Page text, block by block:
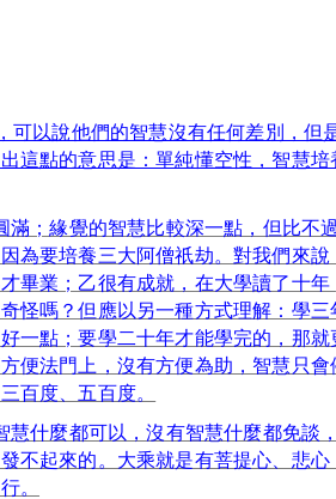
可以說他們的智慧沒有任何差別，但
這點的意思是：單純懂空性，智慧培
；緣覺的智慧比較深一點，但比不
為要培養三大阿僧祇劫。對我們來說
畢業；乙很有成就，在大學讀了十年
怪嗎？但應以另一種方式理解：學三
一點；要學二十年才能學完的，那就
便法門上，沒有方便為助，智慧只會
百度、五百度。
什麼都可以，沒有智慧什麼都免談
不起來的。大乘就是有菩提心、悲心
。